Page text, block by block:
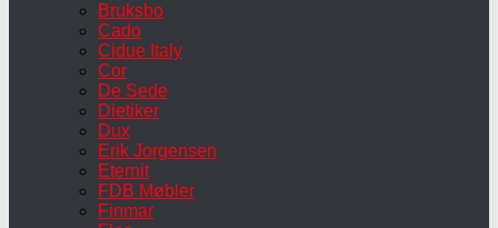
Bruksbo
Cado
Cidue Italy
Cor
De Sede
Dietiker
Dux
Erik Jorgensen
Eternit
FDB Møbler
Finmar